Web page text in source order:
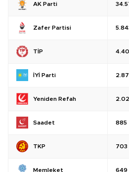
AK Parti
Zafer Partisi
TİP
İYİ Parti
Yeniden Refah
Saadet 885
TKP 703
Memleket 649